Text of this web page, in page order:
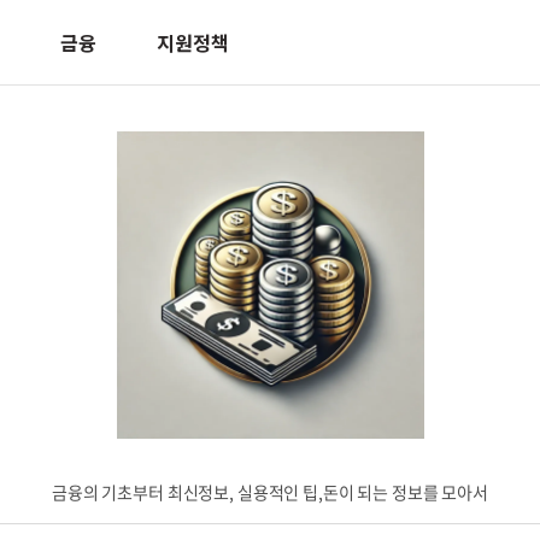
금융 지원정책
금융의 기초부터 최신정보, 실용적인 팁,돈이 되는 정보를 모아서